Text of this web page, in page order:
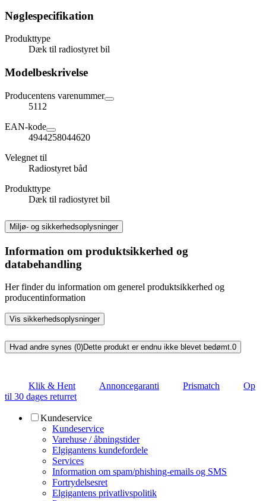
Nøglespecifikation
Produkttype
Dæk til radiostyret bil
Modelbeskrivelse
Producentens varenummer
5112
EAN-kode
4944258044620
Velegnet til
Radiostyret båd
Produkttype
Dæk til radiostyret bil
Miljø- og sikkerhedsoplysninger
Information om produktsikkerhed og
databehandling
Her finder du information om generel produktsikkerhed og
producentinformation
Vis sikkerhedsoplysninger
Hvad andre synes (0)Dette produkt er endnu ikke blevet bedømt.0
Klik & Hent Annoncegaranti Prismatch
Op
til 30 dages returret
Kundeservice
Kundeservice
Varehuse / åbningstider
Elgigantens kundefordele
Services
Information om spam/phishing-emails og SMS
Fortrydelsesret
Elgigantens privatlivspolitik